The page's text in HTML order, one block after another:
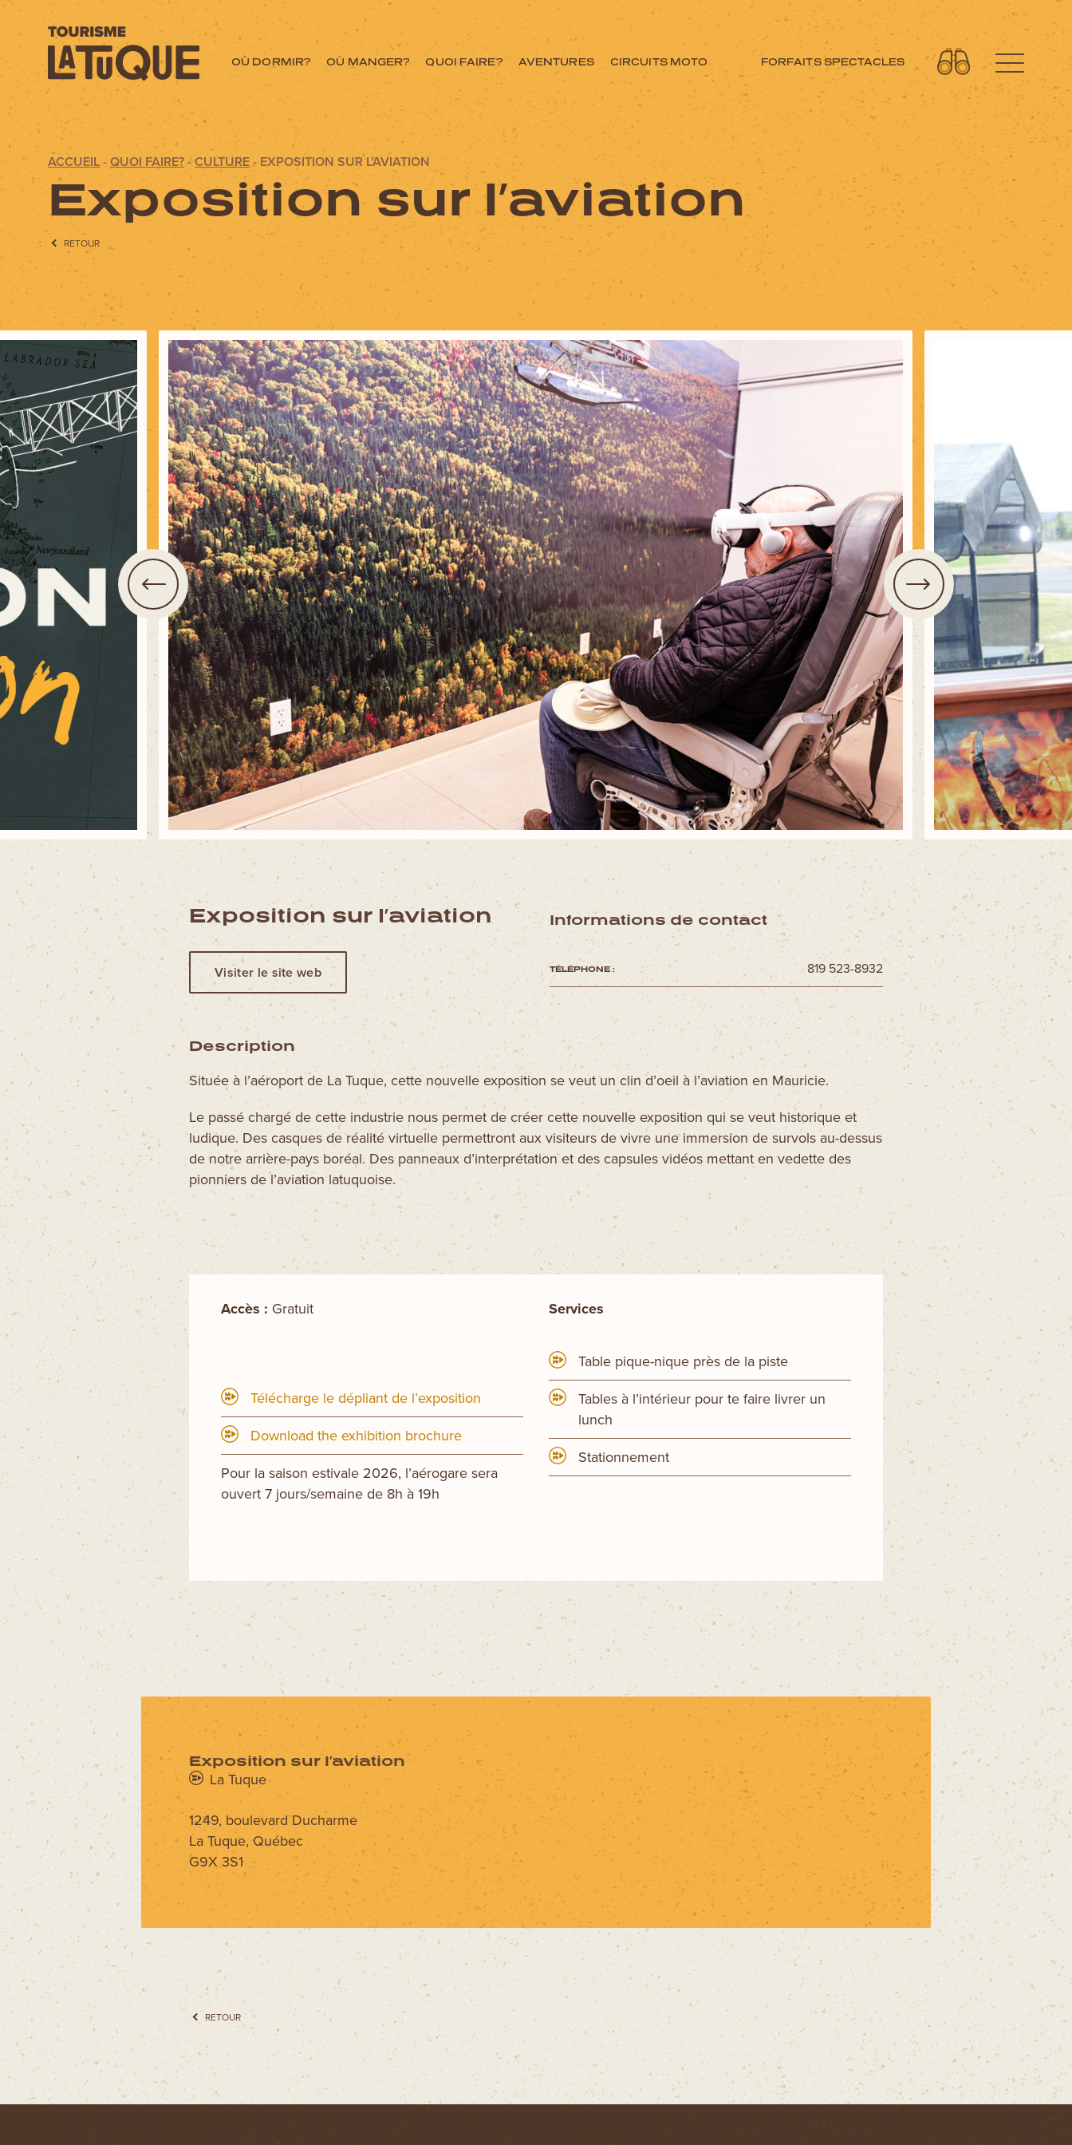
OÙ DORMIR? OÙ MANGER? QUOI FAIRE? AVENTURES CIRCUITS MOTO FORFAITS SPECTACLES
Menu
L'aventure commence ici
OÙ DORMIR?
OÙ MANGER?
QUOI FAIRE?
AVENTURES
CIRCUITS MOTO
Découvrez aussi
Circuits moto
Forfaits spectacles
Cartes et brochures
Accueil de groupe
La Tuque et ses régions
Ski La Tuque
Concours
Infos pratiques
Nous joindre
ACCUEIL-QUOI FAIRE?-CULTURE- EXPOSITION SUR L’AVIATION
Exposition sur l’aviation
RETOUR
Exposition sur l’aviation
Visiter le site web
Informations de contact
TÉLÉPHONE : 819 523-8932
Description
Située à l’aéroport de La Tuque, cette nouvelle exposition se veut un clin d’oeil à l’aviation en Mauricie.
Le passé chargé de cette industrie nous permet de créer cette nouvelle exposition qui se veut historique et
ludique. Des casques de réalité virtuelle permettront aux visiteurs de vivre une immersion de survols au-dessus
de notre arrière-pays boréal. Des panneaux d’interprétation et des capsules vidéos mettant en vedette des
pionniers de l’aviation latuquoise.
Accès : Gratuit
Télécharge le dépliant de l’exposition
Download the exhibition brochure
Pour la saison estivale 2026, l’aérogare sera
ouvert 7 jours/semaine de 8h à 19h
Services
Table pique-nique près de la piste
Tables à l’intérieur pour te faire livrer un
lunch
Stationnement
Exposition sur l’aviation
La Tuque
1249, boulevard Ducharme
La Tuque, Québec
G9X 3S1
RETOUR